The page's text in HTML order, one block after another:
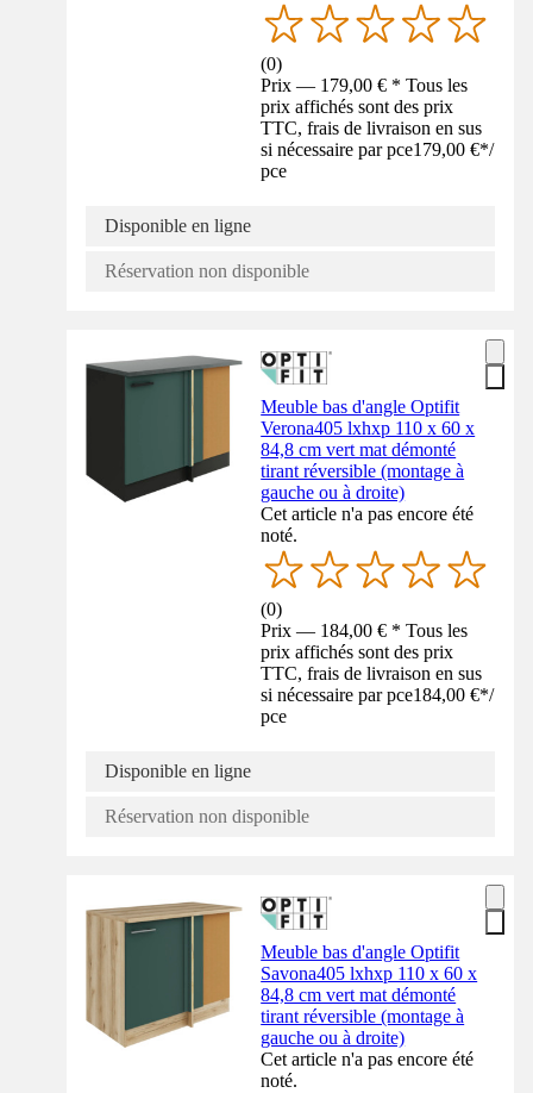
(0)
Prix — 179,00 € * Tous les
prix affichés sont des prix
TTC, frais de livraison en sus
si nécessaire par pce179,00 €*/
pce
Disponible en ligne
Réservation non disponible
Meuble bas d'angle Optifit
Verona405 lxhxp 110 x 60 x
84,8 cm vert mat démonté
tirant réversible (montage à
gauche ou à droite)
Cet article n'a pas encore été
noté.
(0)
Prix — 184,00 € * Tous les
prix affichés sont des prix
TTC, frais de livraison en sus
si nécessaire par pce184,00 €*/
pce
Disponible en ligne
Réservation non disponible
Meuble bas d'angle Optifit
Savona405 lxhxp 110 x 60 x
84,8 cm vert mat démonté
tirant réversible (montage à
gauche ou à droite)
Cet article n'a pas encore été
noté.